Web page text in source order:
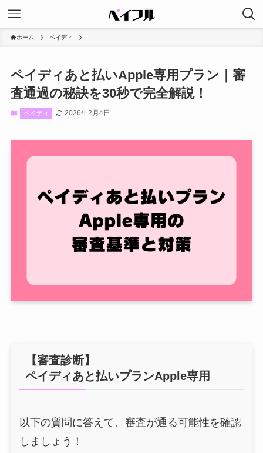
ホーム ペイディ
ペイディあと払いApple専用プラン｜審
査通過の秘訣を30秒で完全解説！
ペイディ 2026年2月4日
【審査診断】
ペイディあと払いプランApple専用
以下の質問に答えて、審査が通る可能性を確認
しましょう！